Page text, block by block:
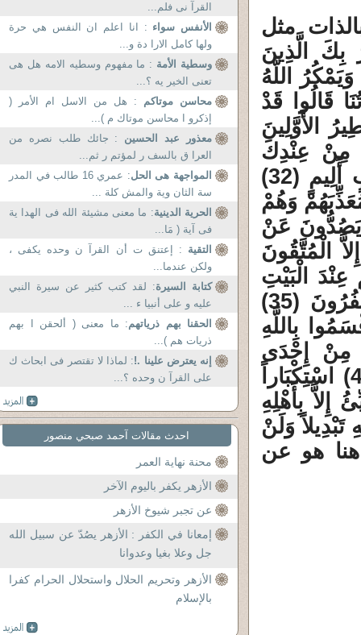
مثل
بِكَ الَّذِينَ
اللَّهُ
آيَاتُنَا قَالُوا قَدْ
الأَوَّلِينَ
مِنْ عِنْدِكَ
فَأَمْطِرْ عَلَيْنَا حِجَارَةً مِنْ السَّمَاءِ أَوْ ائْتِنَا بِعَذَابٍ أَلِيمٍ (32)
وَهُمْ
وَهُمْ يَصُدُّونَ عَنْ
الْمُتَّقُونَ
صَلاتُهُمْ عِنْدَ الْبَيْتِ
إِلاَّ مُكَاءً وَتَصْدِيَةً فَذُوقُوا الْعَذَابَ بِمَا كُنتُمْ تَكْفُرُونَ (35)
بِاللَّهِ
مِنْ إِحْدَى
الأُمَمِ فَلَمَّا جَاءَهُمْ نَذِيرٌ مَا زَادَهُمْ إِلاَّ نُفُوراً (42) اسْتِكْبَاراً
بِأَهْلِهِ
وَلَنْ
السياق هنا هو عن
القرآ نى فلم...
الأنفس سواء : انا اعلم ان النفس هي حرة
ولها كامل الارا دة و...
وسطية الأمة : ما مفهوم وسطيه الامه هل هى
تعنى الخير يه ؟...
محاسن موتاكم : هل من الاسل ام الأمر (
إذكرو ا محاسن موتاك م )...
معذور عبد الحسين : جائك طلب نصره من
العرا ق بالسف ر لمؤتم ر ثم...
المواجهة هى الحل
: عمري 16 طالب في المدر
سة الثان وية والمش كلة ...
الحرية الدينية: ما معنى مشيئة الله فى الهدا ية
فى آية ( مَا...
التقية : إعتنق ت أن القرآ ن وحده يكفى ،
ولكن عندما...
كتابة السيرة: لقد كتب كثير عن سيرة النبي
عليه و على أنبيا ء ...
الحقنا بهم ذرياتهم: ما معنى ( ألحقن ا بهم
ذريات هم )...
إنه يعترض علينا .!: لماذا لا تقتصر فى ابحاث ك
على القرآ ن وحده ؟...
احدث مقالات آحمد صبحي منصور
محنة نهاية العمر
الأزهر يكفر باليوم الآخر
عن تجبر شيوخ الأزهر
إمعانا في الكفر : الأزهر يصُدّ عن سبيل الله
جل وعلا بغيا وعدوانا
الأزهر وتحريم الحلال واستحلال الحرام كفرا
بالإسلام